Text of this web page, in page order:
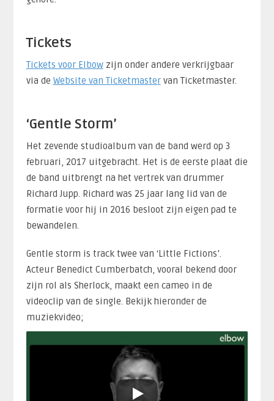
Tickets
Tickets voor Elbowzijn onder andere verkrijgbaar
via de Website van Ticketmastervan Ticketmaster.
‘Gentle Storm’
Het zevende studioalbum van de band werd op 3
februari, 2017 uitgebracht. Het is de eerste plaat die
de band uitbrengt na het vertrek van drummer
Richard Jupp. Richard was 25 jaar lang lid van de
formatie voor hij in 2016 besloot zijn eigen pad te
bewandelen.
Gentle storm is track twee van ‘Little Fictions’.
Acteur Benedict Cumberbatch, vooral bekend door
zijn rol als Sherlock, maakt een cameo in de
videoclip van de single. Bekijk hieronder de
muziekvideo;